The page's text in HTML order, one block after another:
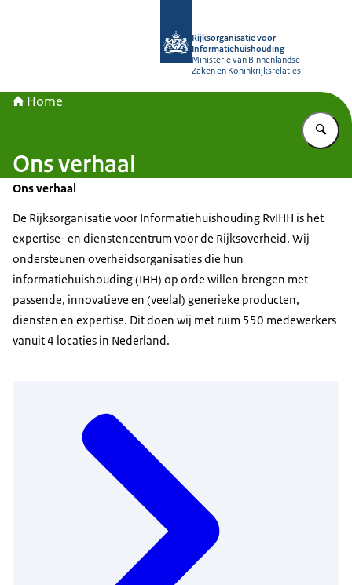
Rijksorganisatie voor
Informatiehuishouding
Ministerie van Binnenlandse
Zaken en Koninkrijksrelaties
Home
Ons verhaal
Ons verhaal
De Rijksorganisatie voor Informatiehuishouding RvIHH is hét
expertise- en dienstencentrum voor de Rijksoverheid. Wij
ondersteunen overheidsorganisaties die hun
informatiehuishouding (IHH) op orde willen brengen met
passende, innovatieve en (veelal) generieke producten,
diensten en expertise. Dit doen wij met ruim 550 medewerkers
vanuit 4 locaties in Nederland.